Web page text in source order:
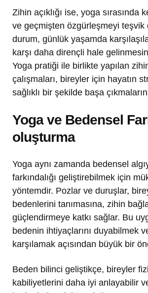
Zihin açıklığı ise, yoga sırasında
ve geçmişten özgürleşmeyi teşvik
durum, günlük yaşamda
karşı daha dirençli hale
Yoga pratiği ile birlikte yapılan zihin
çalışmaları, bireyler için hayatın
sağlıklı bir şekilde başa
Yoga ve Bedensel
oluşturma
Yoga aynı zamanda bedensel
farkındalığı geliştirebilmek için
yöntemdir. Pozlar ve duruşlar,
bedenlerini tanımasına, zihin
güçlendirmeye katkı sağlar. Bu
bedenin ihtiyaçlarını duyabilmek
karşılamak açısından büyük bir
Beden bilinci geliştikçe, bireyler
kabiliyetlerini daha iyi anlayabilir